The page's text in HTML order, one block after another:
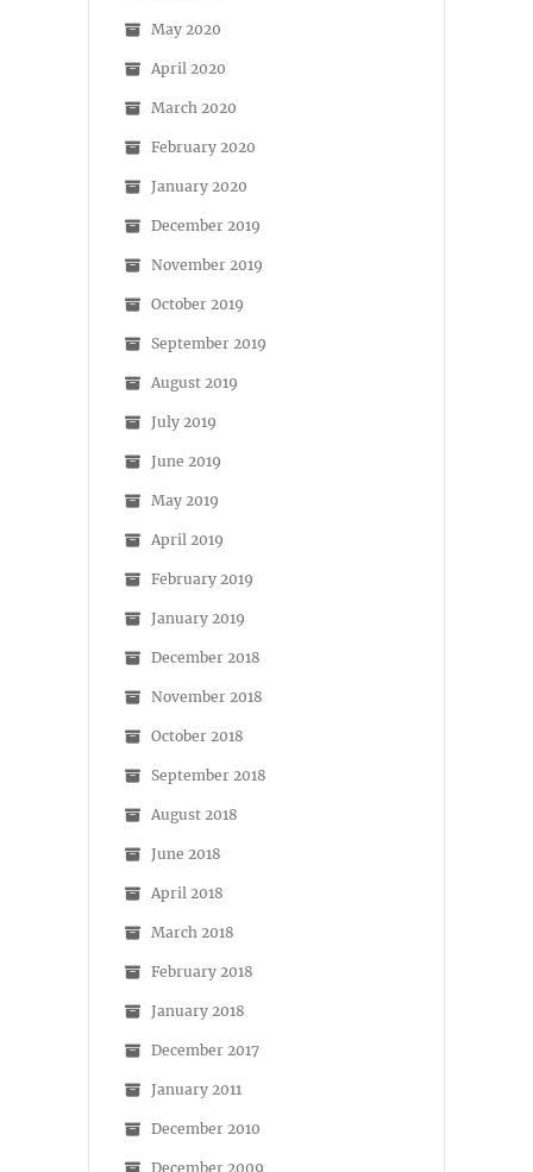
May 2020
April 2020
March 2020
February 2020
January 2020
December 2019
November 2019
October 2019
September 2019
August 2019
July 2019
June 2019
May 2019
April 2019
February 2019
January 2019
December 2018
November 2018
October 2018
September 2018
August 2018
June 2018
April 2018
March 2018
February 2018
January 2018
December 2017
January 2011
December 2010
December 2009